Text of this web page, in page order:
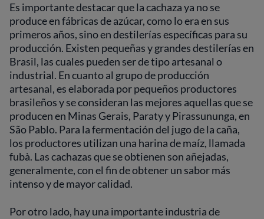
Es importante destacar que la cachaza ya no se
produce en fábricas de azúcar, como lo era en sus
primeros años, sino en destilerías específicas para su
producción. Existen pequeñas y grandes destilerías en
Brasil, las cuales pueden ser de tipo artesanal o
industrial. En cuanto al grupo de producción
artesanal, es elaborada por pequeños productores
brasileños y se consideran las mejores aquellas que se
producen en Minas Gerais, Paraty y Pirassununga, en
São Pablo. Para la fermentación del jugo de la caña,
los productores utilizan una harina de maíz, llamada
fubà. Las cachazas que se obtienen son añejadas,
generalmente, con el fin de obtener un sabor más
intenso y de mayor calidad.
Por otro lado, hay una importante industria de